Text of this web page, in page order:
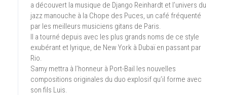
a découvert la musique de Django Reinhardt et l’univers du
jazz manouche à la Chope des Puces, un café fréquenté
par les meilleurs musiciens gitans de Paris.
Il a tourné depuis avec les plus grands noms de ce style
exubérant et lyrique, de New York à Dubaï en passant par
Rio.
Samy mettra à l’honneur à Port-Bail les nouvelles
compositions originales du duo explosif qu’il forme avec
son fils Luis.